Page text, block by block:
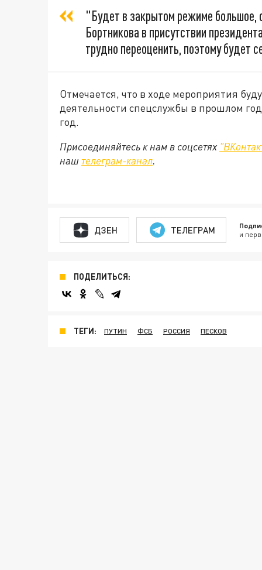
"Будет в закрытом режиме
Бортникова в присутствии
трудно переоценить, поэтому будет
Отмечается, что в ходе мероприятия
деятельности спецслужбы в прошлом
год.
Присоединяйтесь к нам в соцсетях
наш телеграм-канал.
ДЗЕН ТЕЛЕГРАМ и
ПОДЕЛИТЬСЯ:
ТЕГИ: ПУТИН ФСБ РОССИЯ ПЕСКОВ